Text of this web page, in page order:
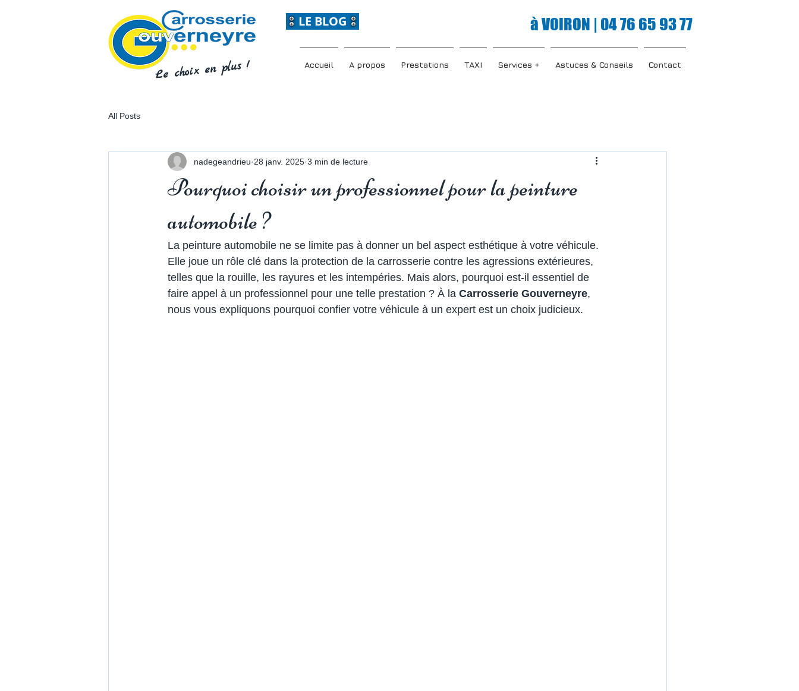
Le choix en plus !
LE BLOG à VOIRON | 04 76 65 93 77
Accueil A propos Prestations TAXI Services + Astuces & Conseils Contact
All Posts
Pourquoi choisir un professionnel pour la peinture
automobile ?
nadegeandrieu 28 janv. 2025 3 min de lecture
La peinture automobile ne se limite pas à donner un bel aspect esthétique à votre véhicule.
Elle joue un rôle clé dans la protection de la carrosserie contre les agressions extérieures,
telles que la rouille, les rayures et les intempéries. Mais alors, pourquoi est-il essentiel de
faire appel à un professionnel pour une telle prestation ? À la Carrosserie Gouverneyre,
nous vous expliquons pourquoi confier votre véhicule à un expert est un choix judicieux.